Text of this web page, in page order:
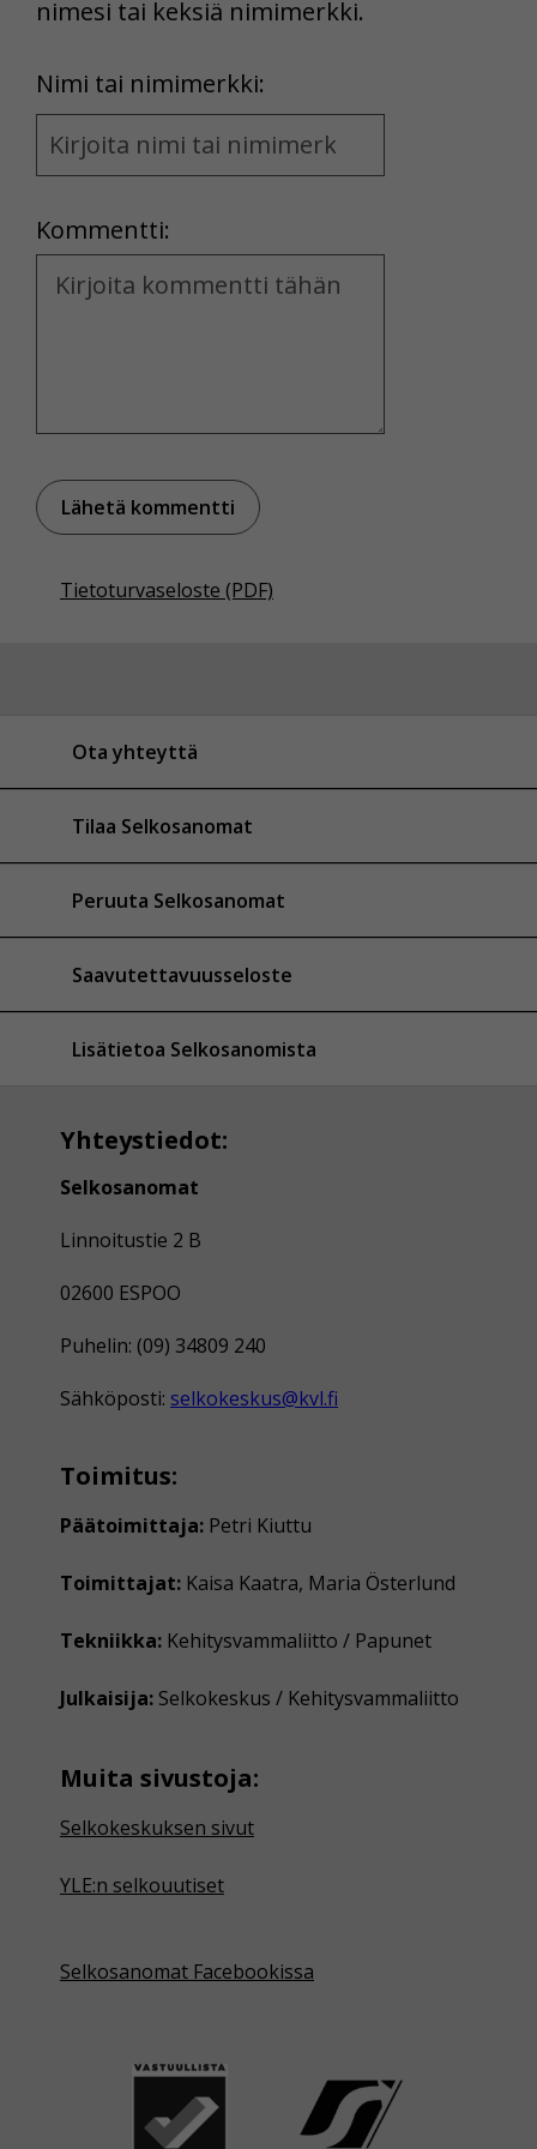
nimesi tai keksiä nimimerkki.
Nimi tai nimimerkki:
Name
and
Kommentti:
Kommentti
Tietoturvaseloste (PDF)
Ota yhteyttä
Tilaa Selkosanomat
Peruuta Selkosanomat
Saavutettavuusseloste
Lisätietoa Selkosanomista
Yhteystiedot:
Selkosanomat
Linnoitustie 2 B
02600 ESPOO
Puhelin: (09) 34809 240
Sähköposti: selkokeskus@kvl.fi
Toimitus:
Päätoimittaja: Petri Kiuttu
Toimittajat: Kaisa Kaatra, Maria Österlund
Tekniikka: Kehitysvammaliitto / Papunet
Julkaisija: Selkokeskus / Kehitysvammaliitto
Muita sivustoja:
Selkokeskuksen sivut
YLE:n selkouutiset
Selkosanomat Facebookissa